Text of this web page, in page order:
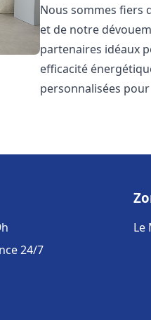
Nous sommes fiers
et de notre
partenaires idéaux
efficacité
personnalisées pour
24/7
Le